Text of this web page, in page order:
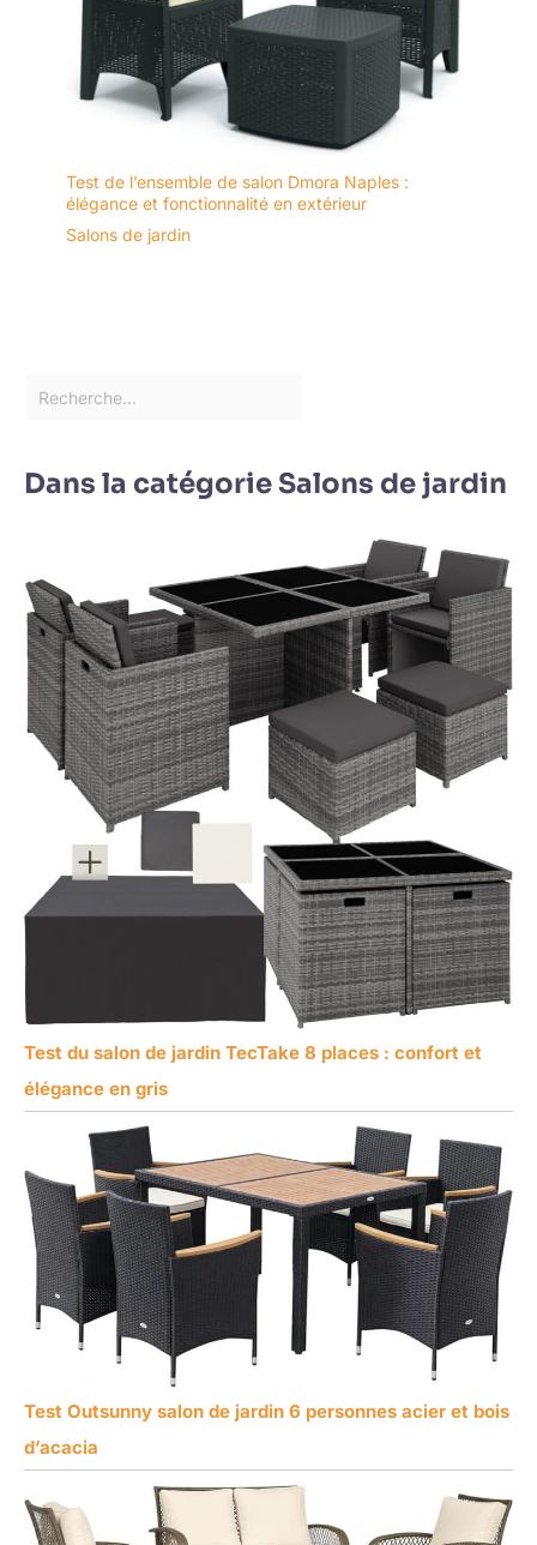
Test de l’ensemble de salon Dmora Naples :
élégance et fonctionnalité en extérieur
Salons de jardin
Dans la catégorie Salons de jardin
Test du salon de jardin TecTake 8 places : confort et
élégance en gris
Test Outsunny salon de jardin 6 personnes acier et bois
d’acacia